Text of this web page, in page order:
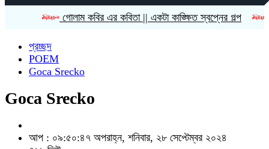
গোলাম কবির এর কবিতা || একটা কাঙ্ক্ষিত স্বপ্নের গল্প রীতি
প্রচ্ছদ
POEM
Goca Srecko
Goca Srecko
আপ : ০৯:৫০:৪৭ অপরাহ্ন, শনিবার, ২৮ সেপ্টেম্বর ২০২৪